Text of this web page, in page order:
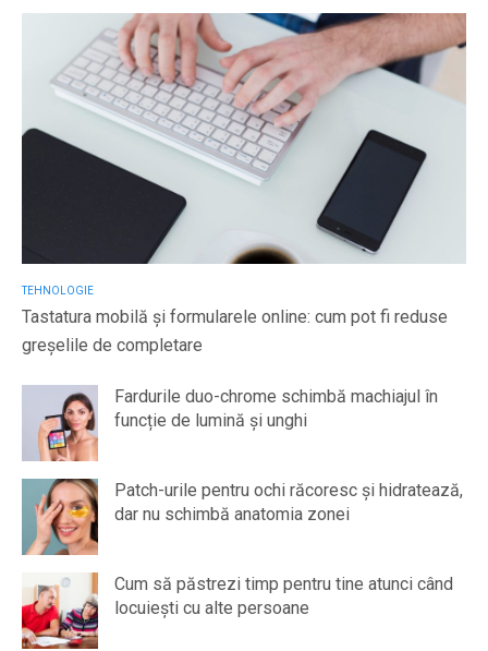
TEHNOLOGIE
Tastatura mobilă și formularele online: cum pot fi reduse
greșelile de completare
Fardurile duo-chrome schimbă machiajul în
funcție de lumină și unghi
Patch-urile pentru ochi răcoresc și hidratează,
dar nu schimbă anatomia zonei
Cum să păstrezi timp pentru tine atunci când
locuiești cu alte persoane